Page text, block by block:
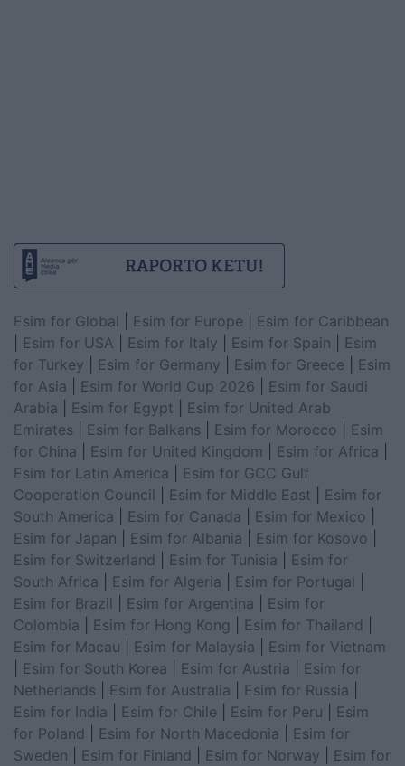
Esim for Global Esim for Europe
Esim for Caribbean
Esim for USA Esim for Italy Esim for Spain
Esim
for Turkey
Esim for Germany Esim for Greece
Esim
for Asia
Esim for World Cup 2026
Esim for Saudi
Arabia
Esim for Egypt
Esim for United Arab
Emirates
Esim for Balkans Esim for Morocco
Esim
for China
Esim for United Kingdom Esim for Africa
Esim for Latin America
Esim for GCC Gulf
Cooperation Council
Esim for Middle East
Esim for
South America
Esim for Canada Esim for Mexico
Esim for Japan
Esim for Albania Esim for Kosovo
Esim for Switzerland
Esim for Tunisia
Esim for
South Africa
Esim for Algeria Esim for Portugal
Esim for Brazil
Esim for Argentina
Esim for
Colombia
Esim for Hong Kong Esim for Thailand
Esim for Macau
Esim for Malaysia
Esim for Vietnam
Esim for South Korea Esim for Austria
Esim for
Netherlands
Esim for Australia Esim for Russia
Esim for India
Esim for Chile Esim for Peru
Esim
for Poland
Esim for North Macedonia
Esim for
Sweden
Esim for Finland Esim for Norway
Esim for